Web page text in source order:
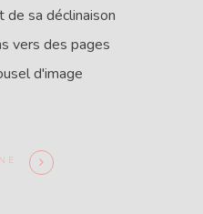
sa déclinaison
vers des pages
d'image